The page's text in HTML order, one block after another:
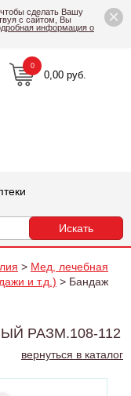
×
сделать Вашу
с сайтом, Вы
информация о
0,00 руб.
0
> Мед, лечебная
и т.д.) > Бандаж
РАЗМ.108-112
вернуться в каталог